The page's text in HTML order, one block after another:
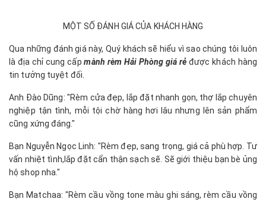
MỘT SỐ ĐÁNH GIÁ CỦA KHÁCH HÀNG
Qua những đánh giá này, Quý khách sẽ hiểu vì sao chúng tôi luôn
là địa chỉ cung cấpmành rèm Hải Phòng giá rẻ được khách hàng
tin tưởng tuyệt đối.
Anh Đào Dũng: "Rèm cửa đẹp, lắp đặt nhanh gọn, thợ lắp chuyên
nghiệp tận tình, mỗi tội chờ hàng hơi lâu nhưng lên sản phẩm
cũng xứng đáng."
Bạn Nguyễn Ngọc Linh: "Rèm đẹp, sang trọng, giá cả phù hợp. Tư
vấn nhiệt tình,lắp đặt cẩn thận sạch sẽ. Sẽ giới thiệu bạn bè ủng
hộ shop nha."
Bạn Matchaa: "Rèm cầu vồng tone màu ghi sáng, rèm cầu vồng